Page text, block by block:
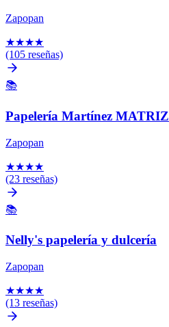
Zapopan
★★★★
(105 reseñas)
📚
Papelería Martínez MATRIZ
Zapopan
★★★★
(23 reseñas)
📚
Nelly's papelería y dulcería
Zapopan
★★★★
(13 reseñas)